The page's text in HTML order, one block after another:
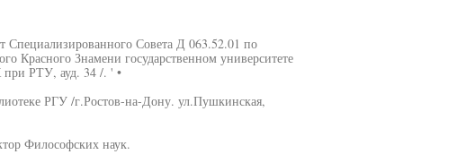
Специализированного Совета Д 063.52.01 по
Красного Знамени государственном университете
РТУ, ауд. 34 /. ' •
РГУ /г.Ростов-на-Дону. ул.Пушкинская,
Философских наук.